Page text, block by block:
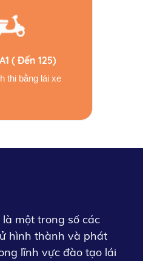
hạng b-c và c-fc.
( Đến 125)
thi bằng lái xe
là một trong số các
hình thành và phát
lĩnh vực đào tạo lái